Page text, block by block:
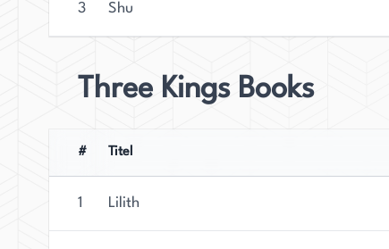
3 Shu
Three Kings Books
# Titel
1 Lilith